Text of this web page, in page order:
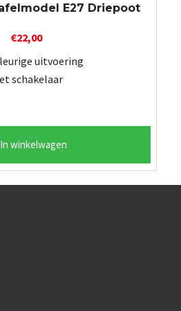
E27 Driepoot
€22,00
uitvoering
schakelaar
In winkelwagen